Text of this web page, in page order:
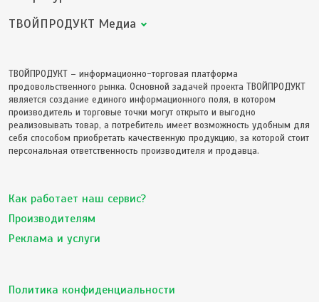
ТВОЙПРОДУКТ Медиа
ТВОЙПРОДУКТ – информационно-торговая платформа
продовольственного рынка. Основной задачей проекта ТВОЙПРОДУКТ
является создание единого информационного поля, в котором
производитель и торговые точки могут открыто и выгодно
реализовывать товар, а потребитель имеет возможность удобным для
себя способом приобретать качественную продукцию, за которой стоит
персональная ответственность производителя и продавца.
Как работает наш сервис?
Производителям
Реклама и услуги
Политика конфиденциальности